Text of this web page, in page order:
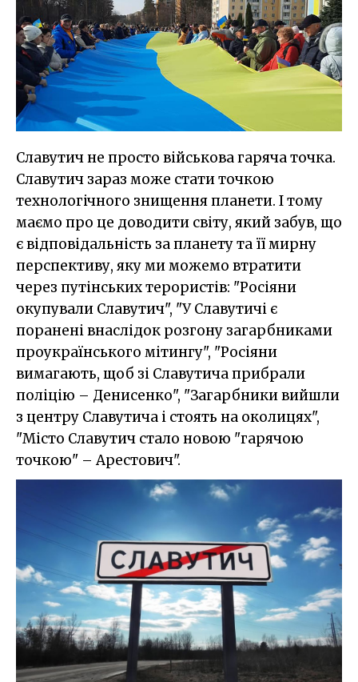
Славутич не просто військова гаряча точка.
Славутич зараз може стати точкою
технологічного знищення планети. І тому
маємо про це доводити світу, який забув, що
є відповідальність за планету та її мирну
перспективу, яку ми можемо втратити
через путінських терористів: "Росіяни
окупували Славутич", "У Славутичі є
поранені внаслідок розгону загарбниками
проукраїнського мітингу", "Росіяни
вимагають, щоб зі Славутича прибрали
поліцію – Денисенко", "Загарбники вийшли
з центру Славутича і стоять на околицях",
"Місто Славутич стало новою "гарячою
точкою" – Арестович".